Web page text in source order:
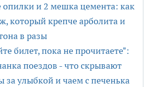
опилки и 2 мешка цемента: как
который крепче арболита и
в разы
билет, пока не прочитаете":
поездов - что скрывают
за улыбкой и чаем с печенька